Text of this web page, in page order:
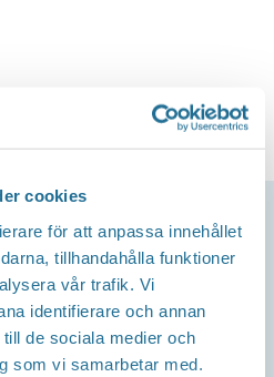
cookies
för att anpassa innehållet
tillhandahålla funktioner
vår trafik. Vi
identifierare och annan
de sociala medier och
som vi samarbetar med.
14:00-16:00